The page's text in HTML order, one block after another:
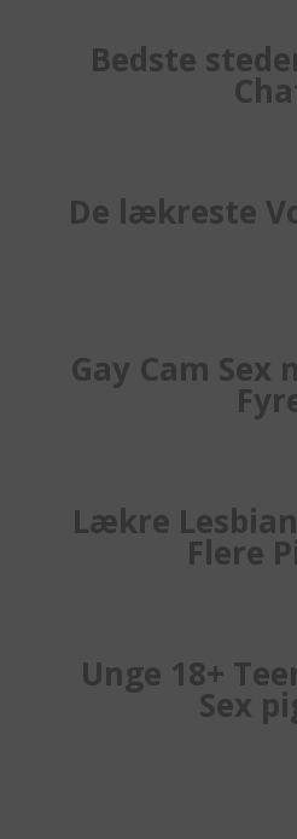
Bedste
De lækreste
Gay Cam
Lækre
Flere
Unge 18+
Sex